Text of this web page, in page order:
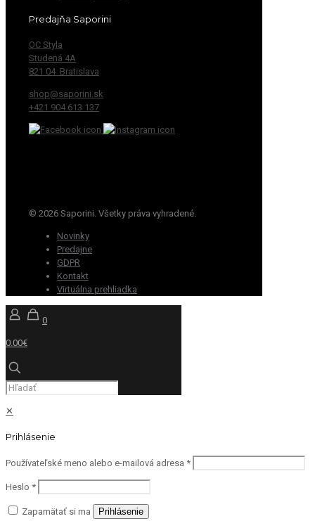
Predajňa Saporini
OC Styla
Studená 4A
821 04 Bratislava
shop@saporini.sk
+421 904 613 137
© 2026 Saporini. Všetky práva vyhradené.
Novinky
Predajne
GDPR
Kontakt
Virtuálna prehliadka
0
0.00€
✕
Prihlásenie
Používateľské meno alebo e-mailová adresa *
Heslo *
Zapamätať si ma Prihlásenie